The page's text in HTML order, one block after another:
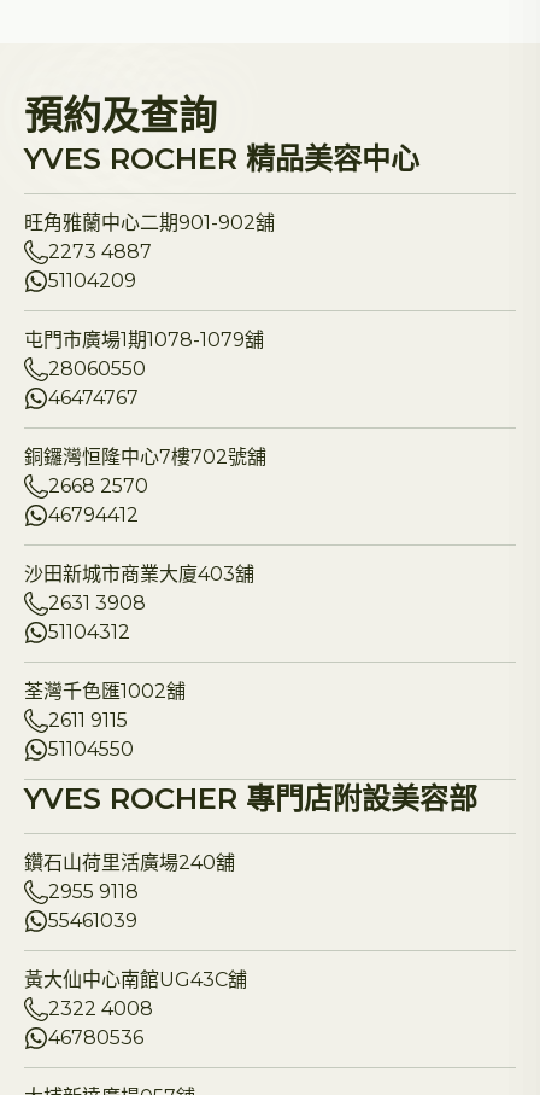
預約及查詢
YVES ROCHER 精品美容中心
旺角雅蘭中心二期901-902舖
2273 4887
51104209
屯門市廣場1期1078-1079舖
28060550
46474767
銅鑼灣恒隆中心7樓702號舖
2668 2570
46794412
沙田新城市商業大廈403舖
2631 3908
51104312
荃灣千色匯1002舖
2611 9115
51104550
YVES ROCHER 專門店附設美容部
鑽石山荷里活廣場240舖
2955 9118
55461039
黃大仙中心南館UG43C舖
2322 4008
46780536